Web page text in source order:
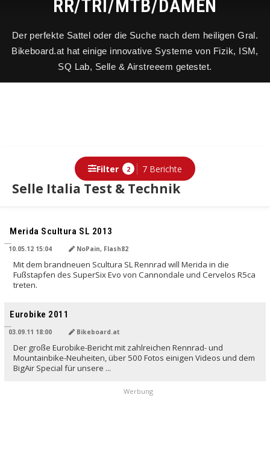
RR/TRI/MTB/DAMEN
Der perfekte Sattel oder die Suche nach dem heiligen Gral.
Bikeboard.at hat einige innovative Systeme von Fizik, ISM,
SQ Lab, Selle & Airstreeem getestet.
Selle Italia Test & Technik
Filter 2 7 Berichte
Berichte
Merida Scultura SL 2013
10.05.12 15:04 NoPain, Flash82
Mit dem brandneuen Scultura SL Rennrad will Merida in die
Fußstapfen des SuperSix Evo von Cannondale und Cervelos R5ca
treten.
Eurobike 2011
03.09.11 18:00 Bikeboard.at
Der große Eurobike-Bericht mit zahlreichen Rennrad- und
Mountainbike-Neuheiten, über 500 Fotos einigen Videos und dem
BigAir Special für unsere ...
Werbung